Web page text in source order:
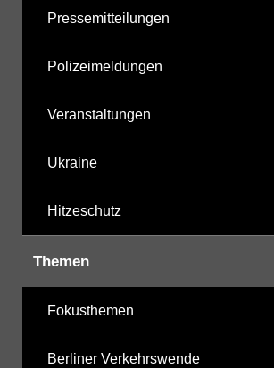
Pressemitteilungen
Polizeimeldungen
Veranstaltungen
Ukraine
Hitzeschutz
Themen
Fokusthemen
Berliner Verkehrswende